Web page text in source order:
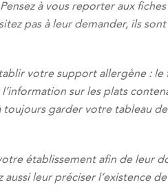
à vous reporter aux
pas à leur demander, ils sont
votre support allergène : le
sur les plats
garder votre tableau
établissement afin de leur
leur préciser l’existence